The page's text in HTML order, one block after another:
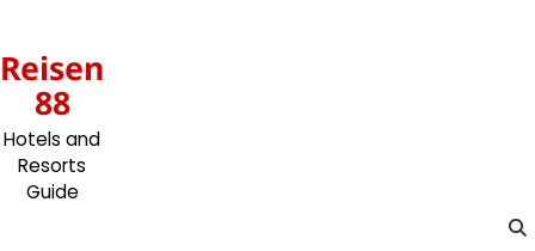
content
Reisen
88
Hotels and
Resorts
Guide